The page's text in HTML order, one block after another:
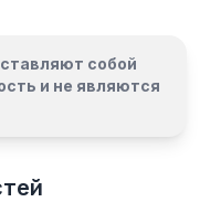
собой
и не являются